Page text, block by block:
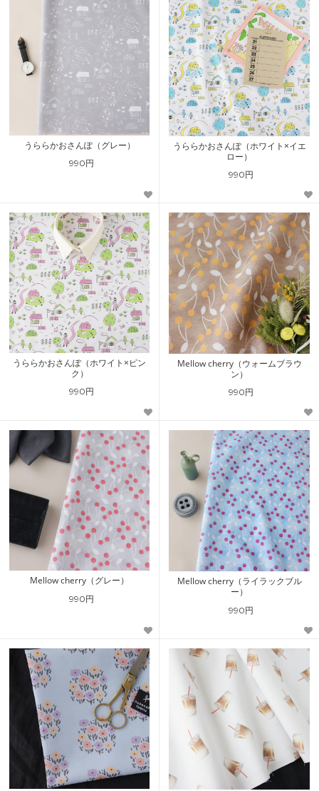
うららかおさんぽ（グレー）
990円
うららかおさんぽ（ホワイト×イエ
ロー）
990円
うららかおさんぽ（ホワイト×ピン
ク）
990円
Mellow cherry（ウォームブラウ
ン）
990円
Mellow cherry（グレー）
990円
Mellow cherry（ライラックブル
ー）
990円